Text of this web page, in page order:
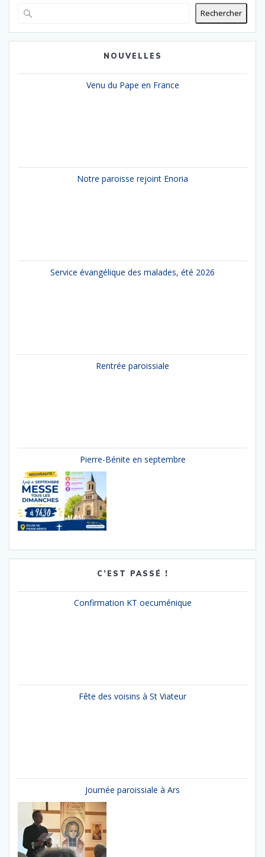
Rechercher
NOUVELLES
Venu du Pape en France
Notre paroisse rejoint Enoria
Service évangélique des malades, été 2026
Rentrée paroissiale
Pierre-Bénite en septembre
C’EST PASSÉ !
Confirmation KT oecuménique
Fête des voisins à St Viateur
Journée paroissiale à Ars